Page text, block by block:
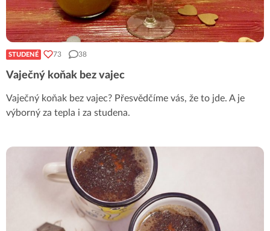
STUDENÉ 73 38
Vaječný koňak bez vajec
Vaječný koňak bez vajec? Přesvědčíme vás, že to jde. A je
výborný za tepla i za studena.